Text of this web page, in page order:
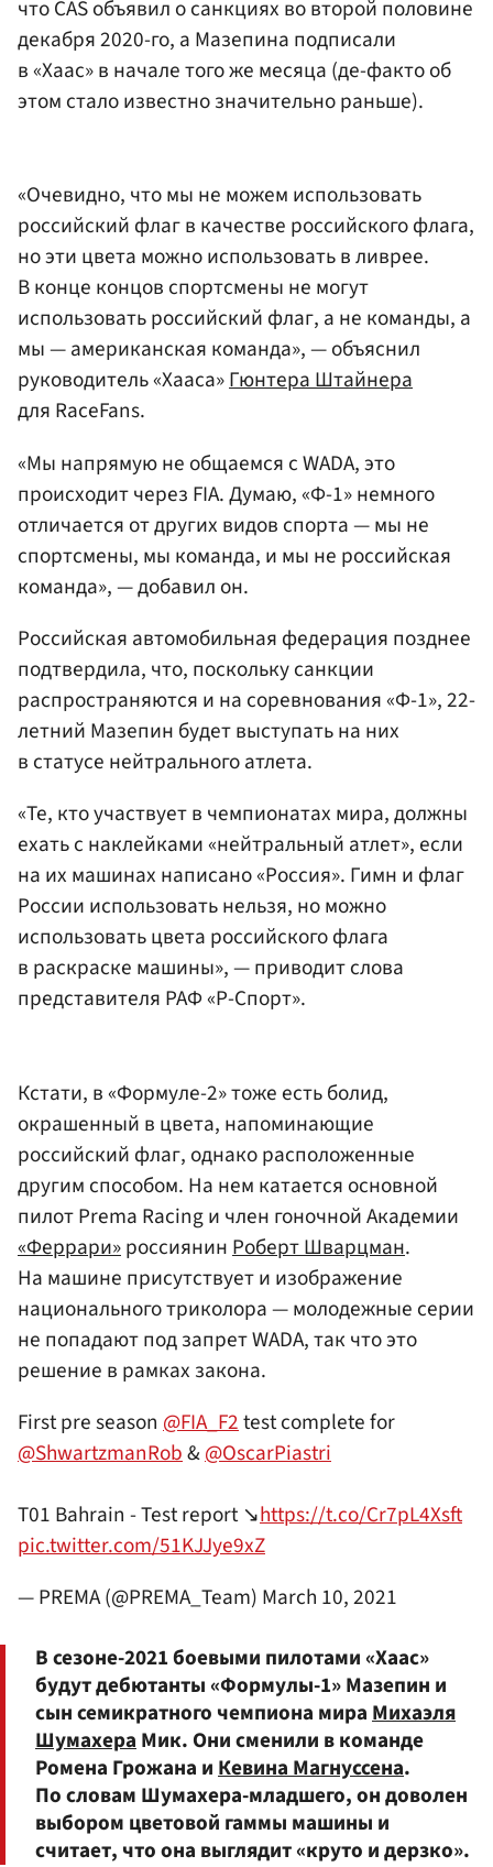
что CAS объявил о санкциях во второй половине
декабря 2020-го, а Мазепина подписали
в «Хаас» в начале того же месяца (де-факто об
этом стало известно значительно раньше).
«Очевидно, что мы не можем использовать
российский флаг в качестве российского флага,
но эти цвета можно использовать в ливрее.
В конце концов спортсмены не могут
использовать российский флаг, а не команды, а
мы — американская команда», — объяснил
руководитель «Хааса»Гюнтера Штайнера
для RaceFans.
«Мы напрямую не общаемся с WADA, это
происходит через FIA. Думаю, «Ф-1» немного
отличается от других видов спорта — мы не
спортсмены, мы команда, и мы не российская
команда», — добавил он.
Российская автомобильная федерация позднее
подтвердила, что, поскольку санкции
распространяются и на соревнования «Ф-1», 22-
летний Мазепин будет выступать на них
в статусе нейтрального атлета.
«Те, кто участвует в чемпионатах мира, должны
ехать с наклейками «нейтральный атлет», если
на их машинах написано «Россия». Гимн и флаг
России использовать нельзя, но можно
использовать цвета российского флага
в раскраске машины», — приводит слова
представителя РАФ «Р-Спорт».
Кстати, в «Формуле-2» тоже есть болид,
окрашенный в цвета, напоминающие
российский флаг, однако расположенные
другим способом. На нем катается основной
пилот Prema Racing и член гоночной Академии
«Феррари»россиянин Роберт Шварцман.
На машине присутствует и изображение
национального триколора — молодежные серии
не попадают под запрет WADA, так что это
решение в рамках закона.
First pre season @FIA_F2test complete for
@ShwartzmanRob&@OscarPiastri
T01 Bahrain - Test report ↘️https://t.co/Cr7pL4Xsft
pic.twitter.com/51KJJye9xZ
— PREMA (@PREMA_Team) March 10, 2021
В сезоне-2021 боевыми пилотами «Хаас»
будут дебютанты «Формулы-1» Мазепин и
сын семикратного чемпиона мираМихаэля
ШумахераМик. Они сменили в команде
Ромена Грожана иКевина Магнуссена.
По словам Шумахера-младшего, он доволен
выбором цветовой гаммы машины и
считает, что она выглядит «круто и дерзко».